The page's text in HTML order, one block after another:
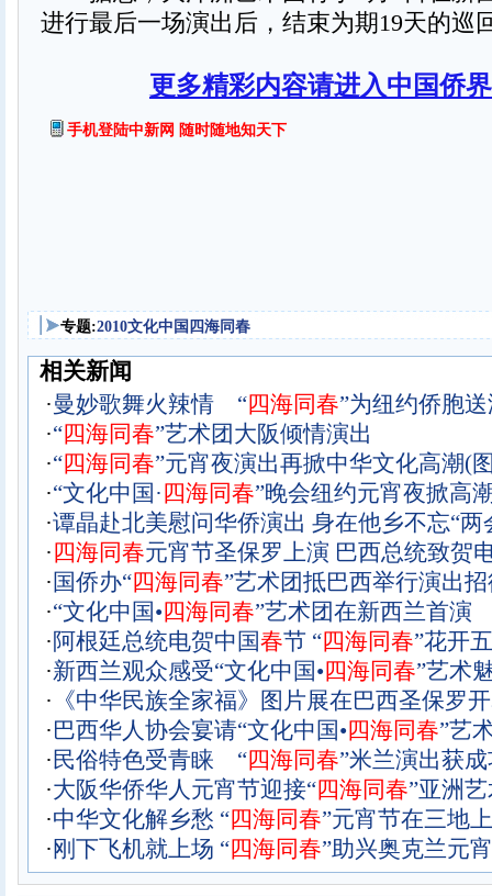
进行最后一场演出后，结束为期19天的巡
更多精彩内容请进入中国侨
手机登陆中新网 随时随地知天下
专题:2010文化中国四海同春
相关新闻
·曼妙歌舞火辣情 “四海同春”为纽约侨胞
·“四海同春”艺术团大阪倾情演出
·“四海同春”元宵夜演出再掀中华文化高潮(
·“文化中国·四海同春”晚会纽约元宵夜掀高
·谭晶赴北美慰问华侨演出 身在他乡不忘“两
·四海同春元宵节圣保罗上演 巴西总统致贺
· 国侨办“四海同春”艺术团抵巴西举行演出
·“文化中国•四海同春”艺术团在新西兰首演
·阿根廷总统电贺中国春节 “四海同春”花开
·新西兰观众感受“文化中国•四海同春”艺术
· 《中华民族全家福》图片展在巴西圣保罗
·巴西华人协会宴请“文化中国•四海同春”艺
·民俗特色受青睐 “四海同春”米兰演出获
·大阪华侨华人元宵节迎接“四海同春”亚洲
·中华文化解乡愁 “四海同春”元宵节在三地
· 刚下飞机就上场 “四海同春”助兴奥克兰元